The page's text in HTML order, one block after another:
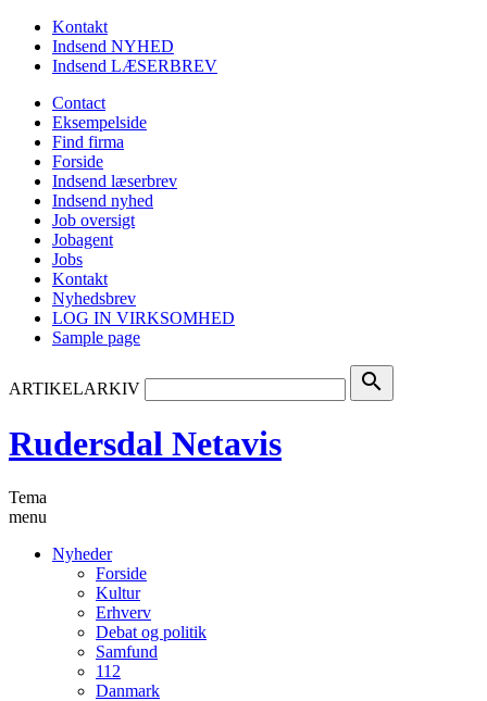
Kontakt
Indsend NYHED
Indsend LÆSERBREV
Contact
Eksempelside
Find firma
Forside
Indsend læserbrev
Indsend nyhed
Job oversigt
Jobagent
Jobs
Kontakt
Nyhedsbrev
LOG IN VIRKSOMHED
Sample page
ARTIKELARKIV search
Rudersdal Netavis
Tema
menu
Nyheder
Forside
Kultur
Erhverv
Debat og politik
Samfund
112
Danmark